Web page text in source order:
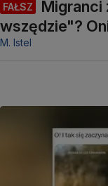
FAŁSZ
Migranci
wszędzie"?
M. Istel